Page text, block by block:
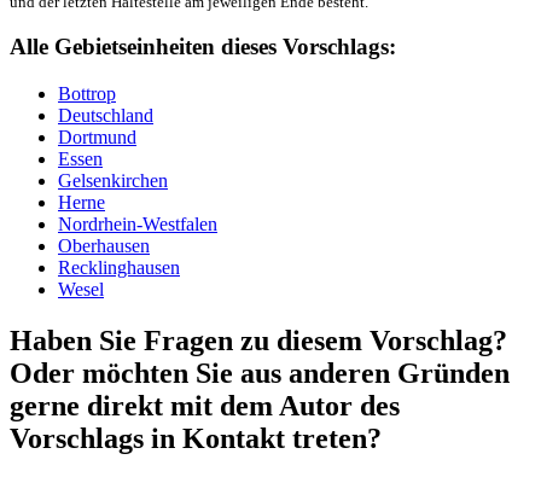
Alle Gebietseinheiten dieses Vorschlags:
Bottrop
Deutschland
Dortmund
Essen
Gelsenkirchen
Herne
Nordrhein-Westfalen
Oberhausen
Recklinghausen
Wesel
Haben Sie Fragen zu diesem Vorschlag?
Oder möchten Sie aus anderen Gründen
gerne direkt mit dem Autor des
Vorschlags in Kontakt treten?